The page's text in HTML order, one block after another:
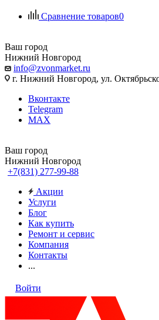
Сравнение товаров0
Ваш город
Нижний Новгород
info@zvonmarket.ru
г. Нижний Новгород, ул.
Вконтакте
Telegram
MAX
Ваш город
Нижний Новгород
+7(831) 277-99-88
Акции
Услуги
Блог
Как купить
Ремонт и сервис
Компания
Контакты
...
Войти